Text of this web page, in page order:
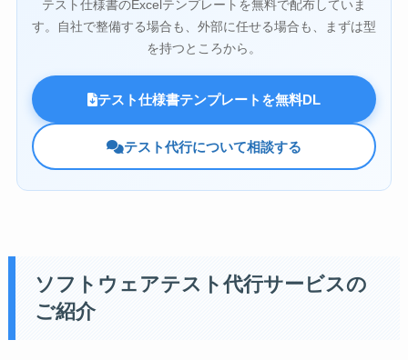
テスト仕様書のExcelテンプレートを無料で配布していま
す。自社で整備する場合も、外部に任せる場合も、まずは型
を持つところから。
テスト仕様書テンプレートを無料DL
テスト代行について相談する
ソフトウェアテスト代行サービスの
ご紹介